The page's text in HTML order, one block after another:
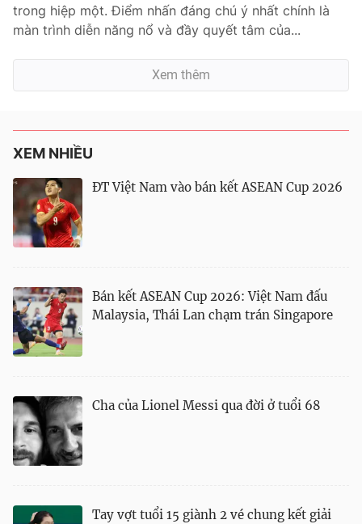
trong hiệp một. Điểm nhấn đáng chú ý nhất chính là
màn trình diễn năng nổ và đầy quyết tâm của...
Xem thêm
XEM NHIỀU
ĐT Việt Nam vào bán kết ASEAN Cup 2026
Bán kết ASEAN Cup 2026: Việt Nam đấu
Malaysia, Thái Lan chạm trán Singapore
Cha của Lionel Messi qua đời ở tuổi 68
Tay vợt tuổi 15 giành 2 vé chung kết giải